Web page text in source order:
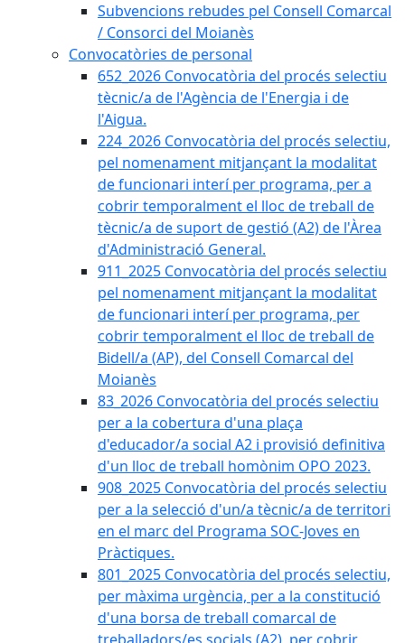
Subvencions rebudes pel Consell Comarcal
/ Consorci del Moianès
Convocatòries de personal
652_2026 Convocatòria del procés selectiu
tècnic/a de l'Agència de l'Energia i de
l'Aigua.
224_2026 Convocatòria del procés selectiu,
pel nomenament mitjançant la modalitat
de funcionari interí per programa, per a
cobrir temporalment el lloc de treball de
tècnic/a de suport de gestió (A2) de l'Àrea
d'Administració General.
911_2025 Convocatòria del procés selectiu
pel nomenament mitjançant la modalitat
de funcionari interí per programa, per
cobrir temporalment el lloc de treball de
Bidell/a (AP), del Consell Comarcal del
Moianès
83_2026 Convocatòria del procés selectiu
per a la cobertura d'una plaça
d'educador/a social A2 i provisió definitiva
d'un lloc de treball homònim OPO 2023.
908_2025 Convocatòria del procés selectiu
per a la selecció d'un/a tècnic/a de territori
en el marc del Programa SOC-Joves en
Pràctiques.
801_2025 Convocatòria del procés selectiu,
per màxima urgència, per a la constitució
d'una borsa de treball comarcal de